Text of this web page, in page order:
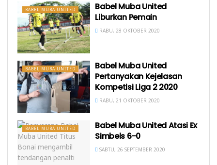
BABEL MUBA UNITED
Babel Muba United
Liburkan Pemain
RABU, 28 OKTOBER 2020
BABEL MUBA UNITED
Babel Muba United
Pertanyakan Kejelasan
Kompetisi Liga 2 2020
RABU, 21 OKTOBER 2020
BABEL MUBA UNITED
Babel Muba United Atasi Ex
Simbels 6-0
SABTU, 26 SEPTEMBER 2020